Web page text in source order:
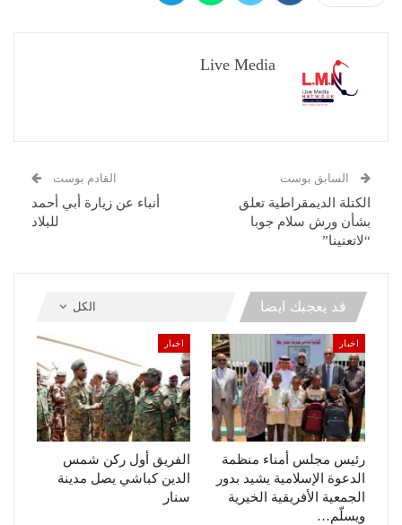
Live Media
السابق بوست
الكتلة الديمقراطية تعلق
بشأن ورش سلام جوبا
“لاتعنينا”
القادم بوست
أنباء عن زيارة أبي أحمد
للبلاد
الكل قد يعجبك ايضا
اخبار
رئيس مجلس أمناء منظمة
الدعوة الإسلامية يشيد بدور
الجمعية الأفريقية الخيرية
ويسلّم…
اخبار
الفريق أول ركن شمس
الدين كباشي يصل مدينة
سنار